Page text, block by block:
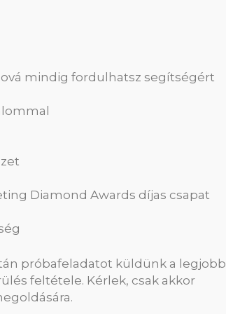
mindig fordulhatsz segítségért
Diamond Awards díjas csapat
próbafeladatot küldünk a legjobb
feltétele. Kérlek, csak akkor